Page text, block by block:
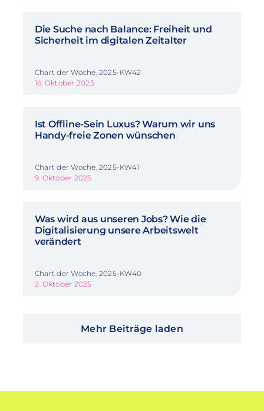
Die Suche nach Balance: Freiheit und
Sicherheit im digitalen Zeitalter
Chart der Woche, 2025-KW42
16. Oktober 2025
Ist Offline-Sein Luxus? Warum wir uns
Handy-freie Zonen wünschen
Chart der Woche, 2025-KW41
9. Oktober 2025
Was wird aus unseren Jobs? Wie die
Digitalisierung unsere Arbeitswelt
verändert
Chart der Woche, 2025-KW40
2. Oktober 2025
Mehr Beiträge laden